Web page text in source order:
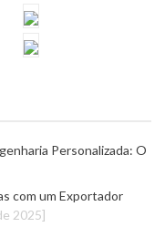
Personalizada: O
com um Exportador
2025]